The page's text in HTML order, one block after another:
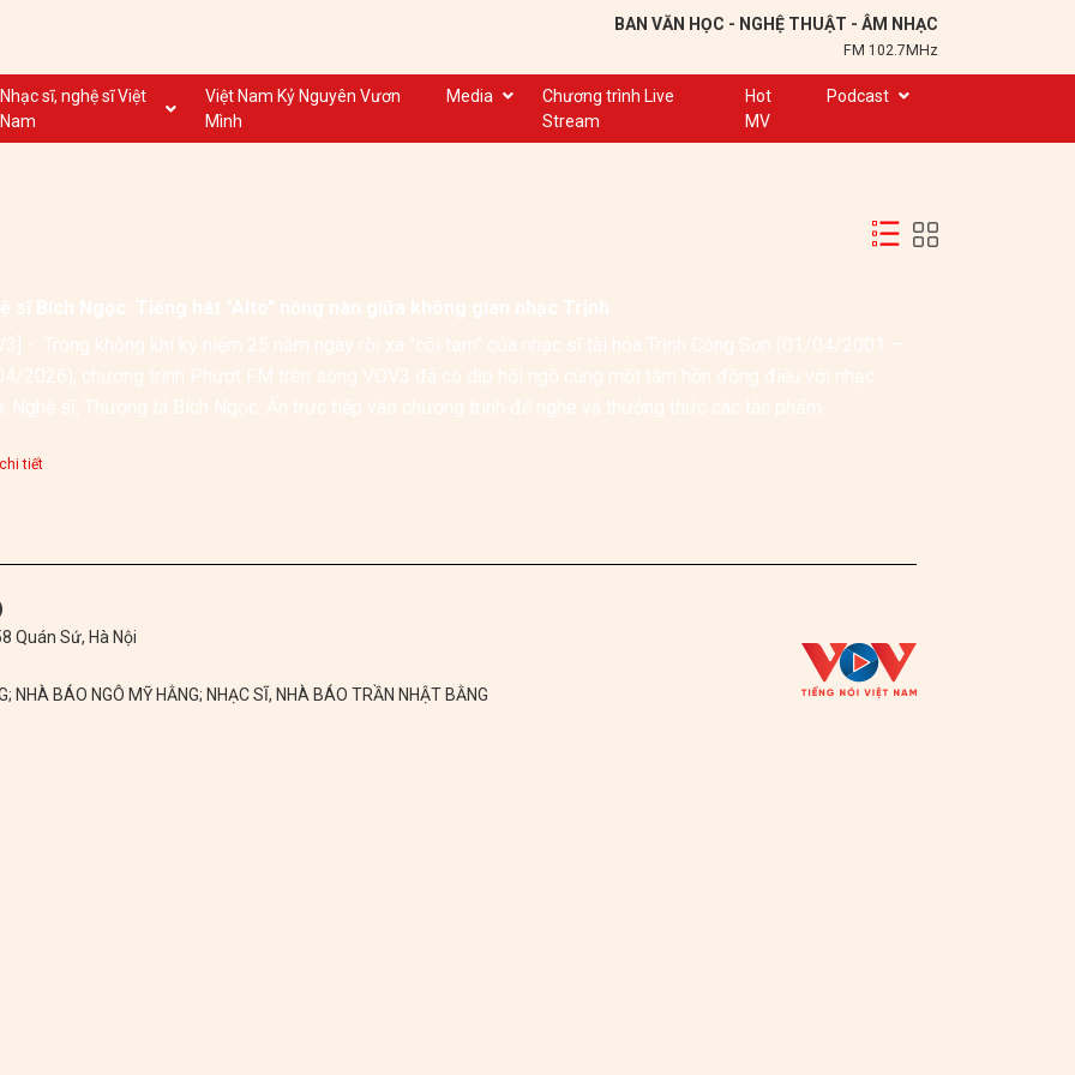
BAN VĂN HỌC - NGHỆ THUẬT - ÂM NHẠC
FM 102.7MHz
Nhạc sĩ, nghệ sĩ Việt
Nam
Nghệ sĩ biểu diễn VN
Việt Nam Kỷ Nguyên Vươn
Mình
Media
Dân ca
Chương trình Live
Stream
Hot
MV
Podcast
Trạm 102,7
Chuyện để kể
Đôi bạn văn chương
sĩ Bích Ngọc: Tiếng hát "Alto" nồng nàn giữa không gian nhạc Trịnh
-  Trong không khí kỷ niệm 25 năm ngày rời xa "cõi tạm" của nhạc sĩ tài hoa Trịnh Công Sơn (01/04/2001 –
2026), chương trình Phượt FM trên sóng VOV3 đã có dịp hội ngộ cùng một tâm hồn đồng điệu với nhạc
Nghệ sĩ, Thượng tá Bích Ngọc. Ấn trực tiếp vào chương trình để nghe và thưởng thức các tác phẩm.
tiết
Quán Sứ, Hà Nội
BÁO NGÔ MỸ HẰNG; NHẠC SĨ, NHÀ BÁO TRẦN NHẬT BẰNG